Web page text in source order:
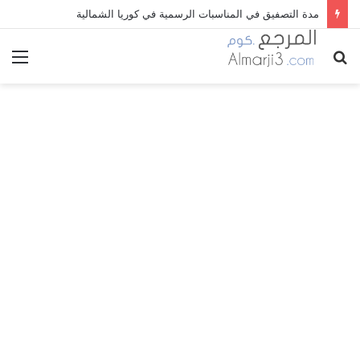
مدة التصفيق في المناسبات الرسمية في كوريا الشمالية
بحث